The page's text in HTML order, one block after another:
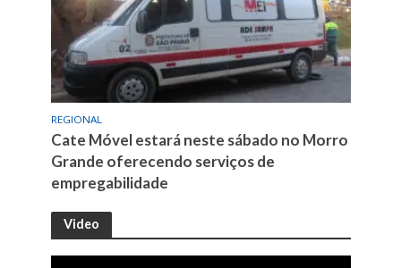
REGIONAL
Cate Móvel estará neste sábado no Morro
Grande oferecendo serviços de
empregabilidade
Video